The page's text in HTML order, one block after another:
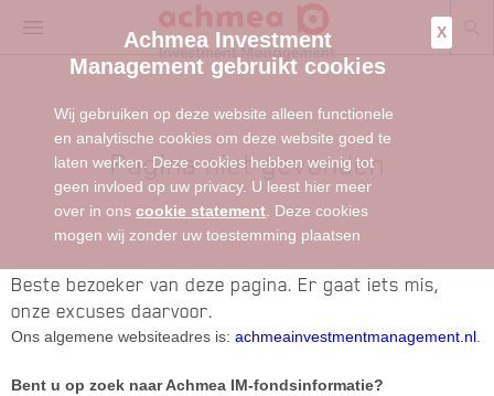
Achmea Investment
Management gebruikt cookies
Wij gebruiken op deze website alleen functionele
en analytische cookies om deze website goed te
laten werken. Deze cookies hebben weinig tot
geen invloed op uw privacy. U leest hier meer
over in onscookie statement . Deze cookies
mogen wij zonder uw toestemming plaatsen
X
Pagina niet gevonden
Beste bezoeker van deze pagina. Er gaat iets mis,
onze excuses daarvoor.
Ons algemene websiteadres is: achmeainvestmentmanagement.nl
Bent u op zoek naar Achmea IM-fondsinformatie?